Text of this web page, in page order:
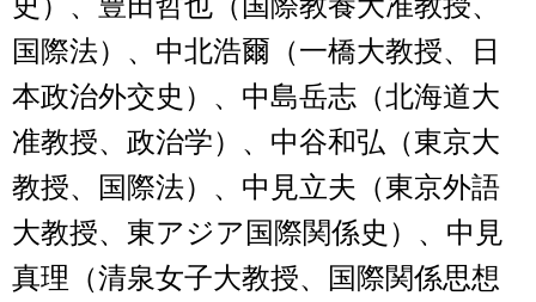
国際法）、中北浩爾（一橋大教授、日
本政治外交史）、中島岳志（北海道大
准教授、政治学）、中谷和弘（東京大
教授、国際法）、中見立夫（東京外語
大教授、東アジア国際関係史）、中見
真理（清泉女子大教授、国際関係思想